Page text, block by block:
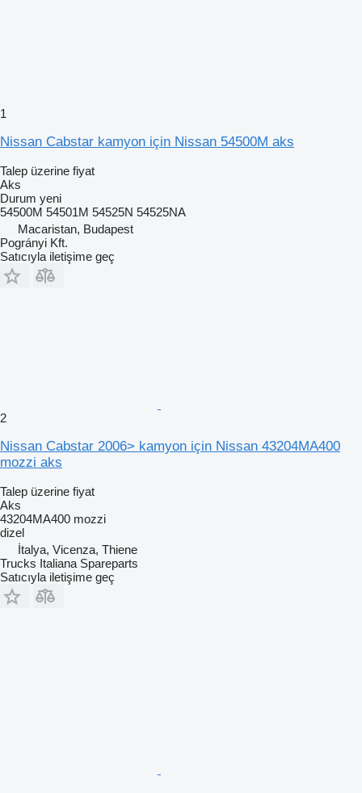
1
Nissan Cabstar kamyon için Nissan 54500M aks
Talep üzerine fiyat
Aks
Durum yeni
54500M 54501M 54525N 54525NA
Macaristan, Budapest
Pogrányi Kft.
Satıcıyla iletişime geç
2
Nissan Cabstar 2006> kamyon için Nissan 43204MA400
mozzi aks
Talep üzerine fiyat
Aks
43204MA400 mozzi
dizel
İtalya, Vicenza, Thiene
Trucks Italiana Spareparts
Satıcıyla iletişime geç